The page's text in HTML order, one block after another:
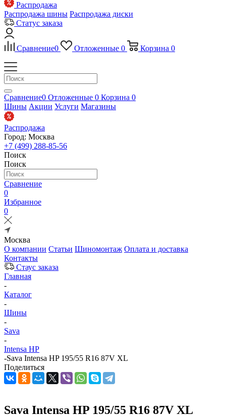
Распродажа
Распродажа шины Распродажа диски
Статус заказа
Сравнение0 Отложенные 0 Корзина 0
Сравнение0 Отложенные 0 Корзина 0
Шины Акции Услуги Магазины
Распродажа
Город: Москва
+7 (499) 288-85-56
Поиск
Поиск
Сравнение
0
Избранное
0
Москва
О компании Статьи Шиномонтаж Оплата и доставка
Контакты
Стаус заказа
Главная
-
Каталог
-
Шины
-
Sava
-
Intensa HP
-Sava Intensa HP 195/55 R16 87V XL
Поделиться
Sava Intensa HP 195/55 R16 87V XL